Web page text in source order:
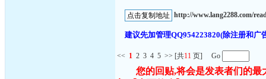
http://www.lang2288.com/
建议先加管理QQ954223820(除注册和
<< 1 2 3 4 5 >> [共11 页] Go
您的回贴,将会是发表者们的